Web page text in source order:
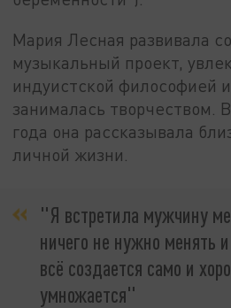
Мария Лесная развивала
музыкальный проект,
индуистской философией
занималась творчеством.
года она рассказывала
личной жизни.
"Я встретила мужчину
ничего не нужно менять
всё создается само и
умножается"